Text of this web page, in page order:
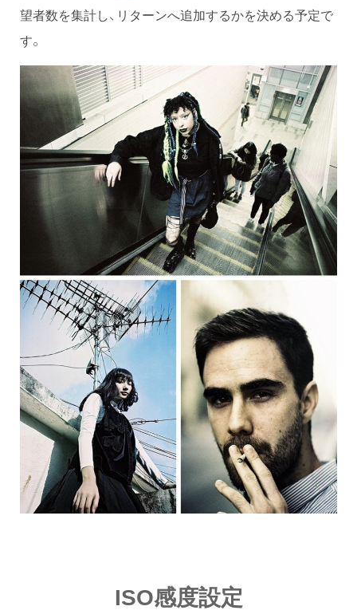
望者数を集計し、リターンへ追加するかを決める予定で
す。
ISO感度設定